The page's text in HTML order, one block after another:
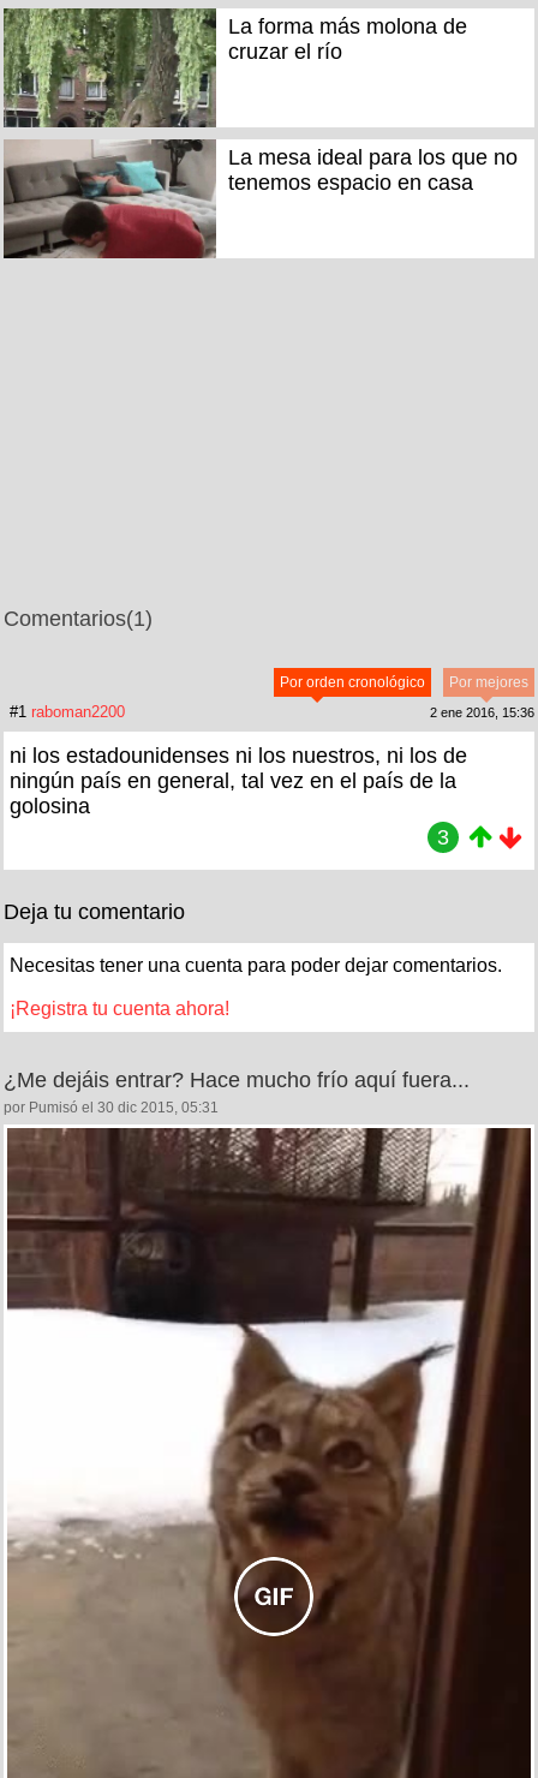
La forma más molona de
cruzar el río
La mesa ideal para los que no
tenemos espacio en casa
Comentarios(1)
Por mejores
Por orden cronológico
#1 raboman2200 2 ene 2016, 15:36
ni los estadounidenses ni los nuestros, ni los de
ningún país en general, tal vez en el país de la
golosina
3
Deja tu comentario
Necesitas tener una cuenta para poder dejar comentarios.
¡Registra tu cuenta ahora!
¿Me dejáis entrar? Hace mucho frío aquí fuera...
por Pumisó el 30 dic 2015, 05:31